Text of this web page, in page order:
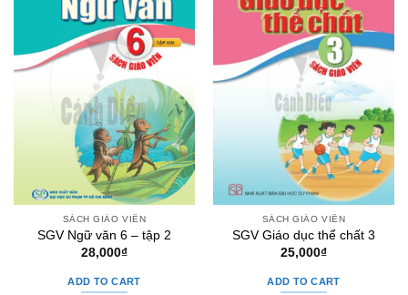
SÁCH GIÁO VIÊN
SGV Ngữ văn 6 – tập 2
28,000₫
ADD TO CART
SÁCH GIÁO VIÊN
SGV Giáo dục thể chất 3
25,000₫
ADD TO CART